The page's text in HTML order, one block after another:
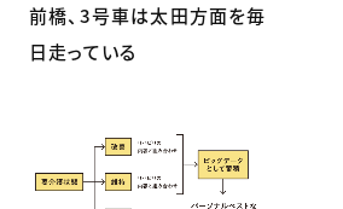
前橋、3号車は太田方面を毎
日走っている